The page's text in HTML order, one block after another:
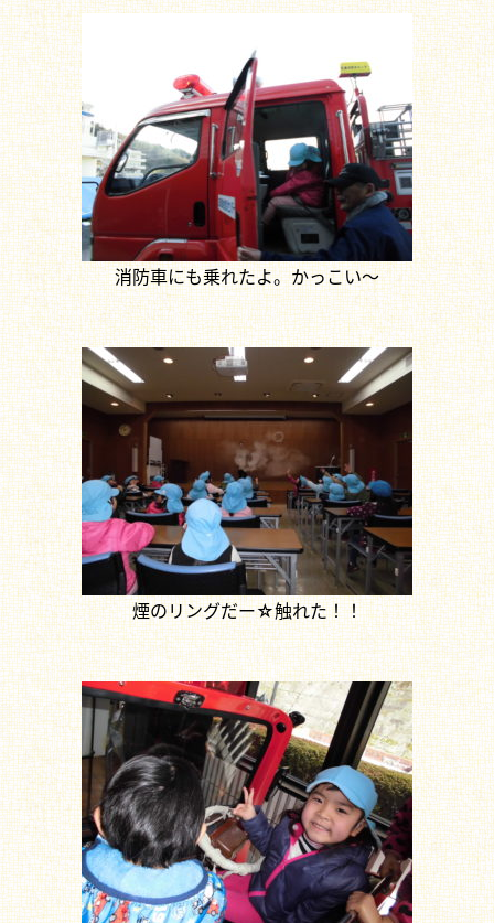
消防車にも乗れたよ。かっこい～
煙のリングだー☆触れた！！